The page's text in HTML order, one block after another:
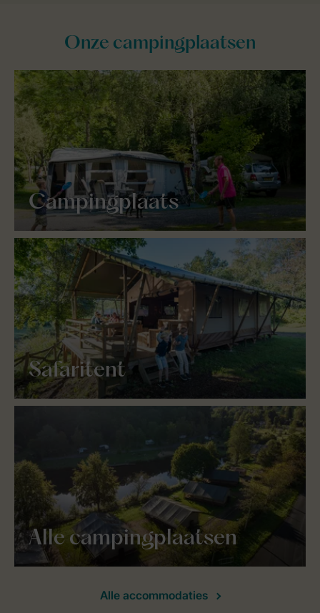
Onze campingplaatsen
Campingplaats
Safaritent
Alle campingplaatsen
Alle accommodaties